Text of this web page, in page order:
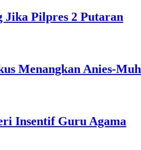
Pilpres 2 Putaran
Menangkan Anies-
Insentif Guru Agama